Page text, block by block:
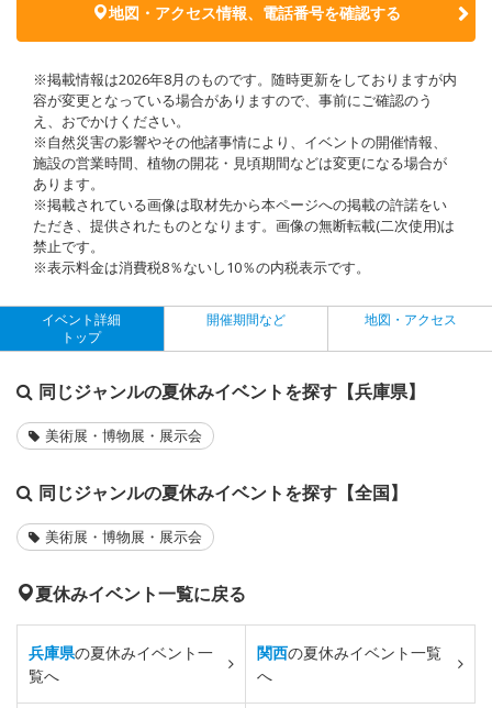
地図・アクセス情報、電話番号を確認する
※掲載情報は2026年8月のものです。随時更新をしておりますが内
容が変更となっている場合がありますので、事前にご確認のう
え、おでかけください。
※自然災害の影響やその他諸事情により、イベントの開催情報、
施設の営業時間、植物の開花・見頃期間などは変更になる場合が
あります。
※掲載されている画像は取材先から本ページへの掲載の許諾をい
ただき、提供されたものとなります。画像の無断転載(二次使用)は
禁止です。
※表示料金は消費税8％ないし10％の内税表示です。
イベント詳細
トップ
開催期間など 地図・アクセス
同じジャンルの夏休みイベントを探す【兵庫県】
美術展・博物展・展示会
同じジャンルの夏休みイベントを探す【全国】
美術展・博物展・展示会
夏休みイベント一覧に戻る
兵庫県の夏休みイベント一
覧へ
関西の夏休みイベント一覧
へ